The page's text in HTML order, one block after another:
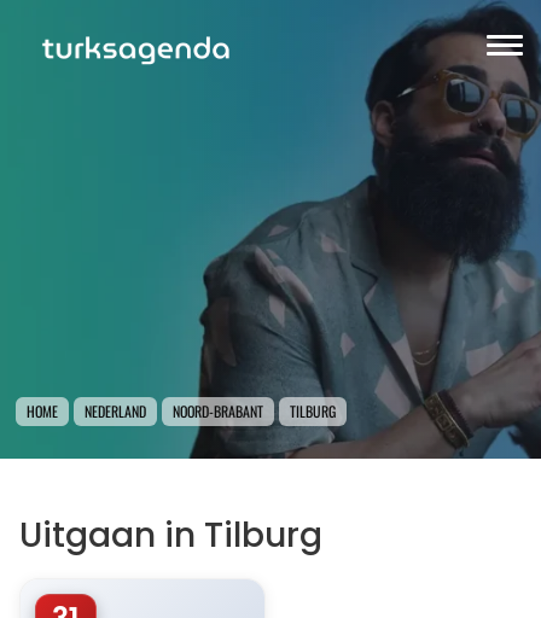
HOME NEDERLAND NOORD-BRABANT TILBURG
Uitgaan in Tilburg